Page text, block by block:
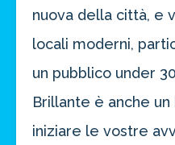
nuova della città, e
locali moderni,
un pubblico under
Brillante è anche
iniziare le vostre